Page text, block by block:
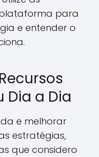
para
e entender o
Dia a Dia
e melhorar
estratégias,
que considero